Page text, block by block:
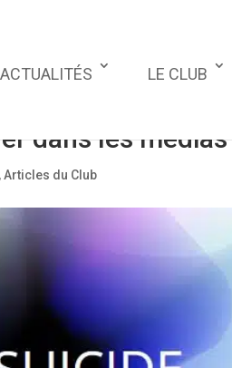
ACTUALITÉS LE CLUB
dans les médias
,Articles du Club